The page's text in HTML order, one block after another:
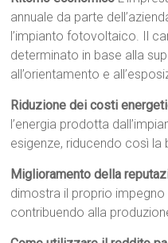
annuale da parte
l’impianto fotovoltaico. Il
determinato in base alla
all’orientamento e
Riduzione dei costi
l’energia prodotta
esigenze, riducendo così la
Miglioramento della
dimostra il proprio
contribuendo alla